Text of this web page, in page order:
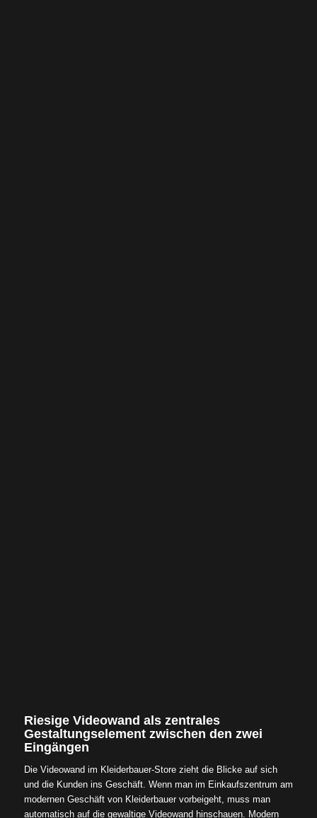
Riesige Videowand als zentrales
Gestaltungselement zwischen den zwei
Eingängen
Die Videowand im Kleiderbauer-Store zieht die Blicke auf sich
und die Kunden ins Geschäft. Wenn man im Einkaufszentrum am
modernen Geschäft von Kleiderbauer vorbeigeht, muss man
automatisch auf die gewaltige Videowand hinschauen. Modern